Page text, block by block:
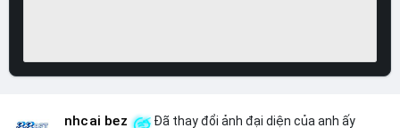
nhcai bez Đã thay đổi ảnh đại diện của anh ấy